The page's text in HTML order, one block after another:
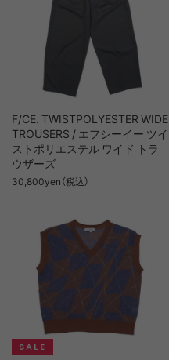
F/CE. TWISTPOLYESTER WIDE
TROUSERS / エフシーイー ツイ
ストポリエステル ワイド トラ
ウザーズ
30,800yen（税込）